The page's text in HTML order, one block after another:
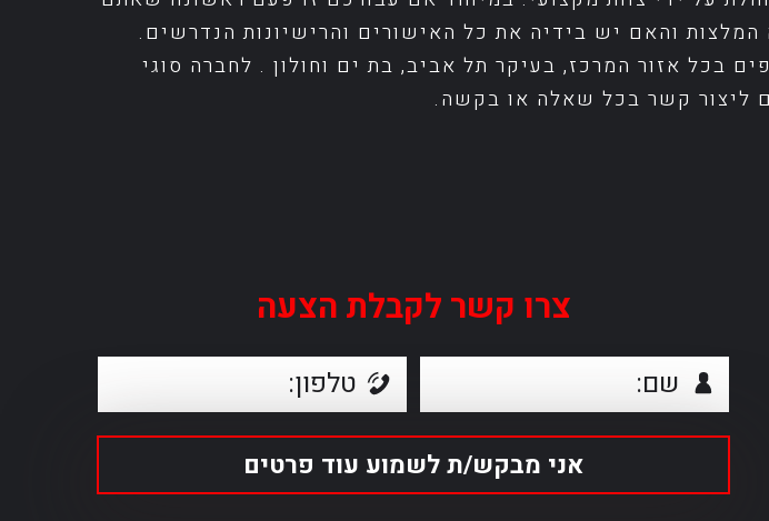
והאם יש בידיה את כל האישורים והרישיונות הנדרשים.
בכל אזור המרכז, בעיקר תל אביב, בת ים וחולון . לחברה סוגי
ליצור קשר בכל שאלה או בקשה.
צרו קשר לקבלת הצעה